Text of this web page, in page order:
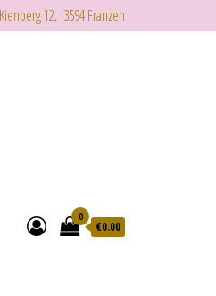
12, 3594 Franzen
0
€0.00